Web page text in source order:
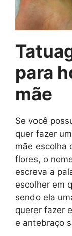
para
mãe
Se você
quer fazer
mãe escolha
flores, o
escreva a
escolher em
sendo ela
querer fazer
e antebraço